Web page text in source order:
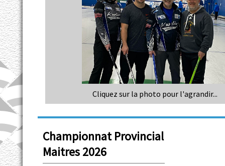
Cliquez sur la photo pour l'agrandir...
Championnat Provincial
Maitres 2026